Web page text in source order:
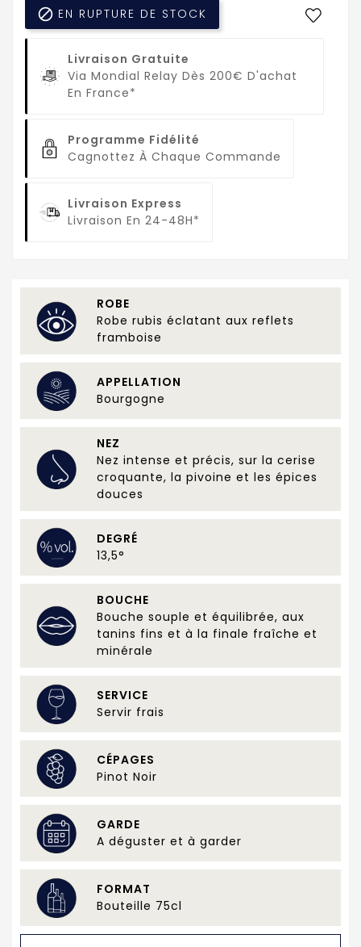
 EN RUPTURE DE STOCK
Livraison Gratuite
Via Mondial Relay Dès 200€ D'achat
En France*
Programme Fidélité
Cagnottez À Chaque Commande
Livraison Express
Livraison En 24-48H*
ROBE
Robe rubis éclatant aux reflets
framboise
APPELLATION
Bourgogne
NEZ
Nez intense et précis, sur la cerise
croquante, la pivoine et les épices
douces
DEGRÉ
13,5°
BOUCHE
Bouche souple et équilibrée, aux
tanins fins et à la finale fraîche et
minérale
SERVICE
Servir frais
CÉPAGES
Pinot Noir
GARDE
A déguster et à garder
FORMAT
Bouteille 75cl